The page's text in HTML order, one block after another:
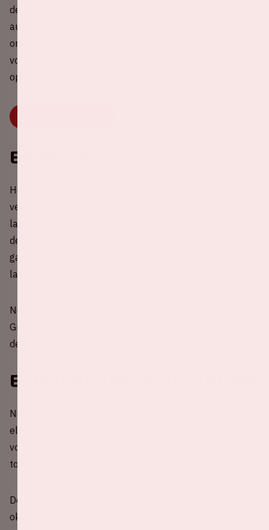
de wedstrijd Nederland - Frankrijk💚 Deel nu jouw lege
autostoel(en) met andere Oranjefans of kies een rit uit
om mee te rijden. Samen rijden is veel gezelliger, beter
voor je portemonnee én natuurlijk het milieu. Druk snel
op onderstaande knop.
EK 2024
Het EK 2024 zal gespeeld worden in Duitsland in 10
verschillende stadions, verdeeld over 10 speelsteden. 20
landen kwalificeren zich direct voor het eindtoernooi via
de reguliere kwalificatiewedstrijden, Duitsland heeft als
gastland automatisch een ticket en de overige drie
landen komen voort uit de Nations League play-offs.
Nederland zit, naast Frankrijk, in de kwalificatiepoule met
Griekenland, Ierland en Gibraltar. Van iedere poule gaan
de nummers één en twee direct door.
Eerdere ontmoetingen
Nederland en Frankrijk stonden al veel vaker tegenover
elkaar in diverse competities. De laatste ontmoeting
vond plaats op 24 maart van dit jaar. De wedstrijd ging
toen, in Frankrijk, verloren met 4-0.
De laatste ontmoeting in de Johan Cruijff ArenA, op 10
oktober 2016, eindigde ook in een verliespartij met 0-1.